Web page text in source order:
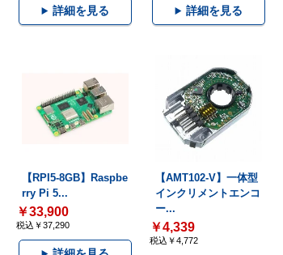
詳細を見る 詳細を見る
【RPI5-8GB】Raspbe
rry Pi 5...
￥33,900
税込￥37,290
【AMT102-V】一体型
インクリメントエンコ
ー...
￥4,339
税込￥4,772